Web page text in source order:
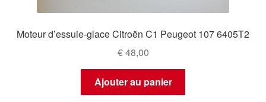
Moteur d’essuie-glace Citroën C1 Peugeot 107 6405T2
€48,00
Ajouter au panier